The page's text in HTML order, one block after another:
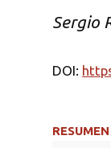
Sergio
DOI:
RESUMEN